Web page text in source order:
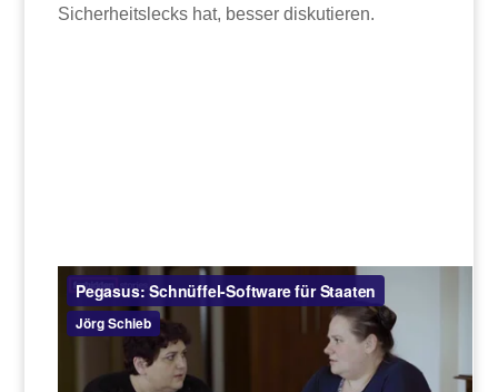
Sicherheitslecks hat, besser diskutieren.